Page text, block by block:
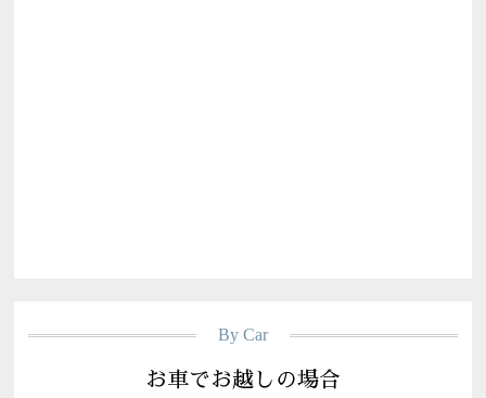
By Car
お車でお越しの場合